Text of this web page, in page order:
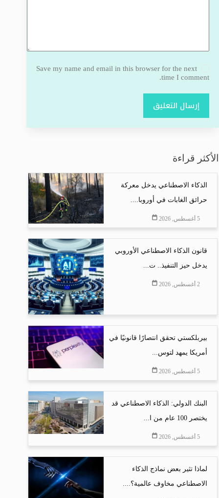
Save my name and email in this browser for the next
time I comment.
إرسال التعليق
الأكثر قراءة
الذكاء الاصطناعي يدخل معركة
حرائق الغابات في أوروبا....
5 أغسطس, 2026
قانون الذكاء الاصطناعي الأوروبي
يدخل حيز التنفيذ.. ت...
2 أغسطس, 2026
بيربلكستي تحقق انتصارًا قانونيًا في
أمريكا يمهد لتوس...
5 أغسطس, 2026
البنك الدولي: الذكاء الاصطناعي قد
يختصر 100 عام من ا...
5 أغسطس, 2026
لماذا تثير بعض نماذج الذكاء
الاصطناعي مخاوف عالمية؟....